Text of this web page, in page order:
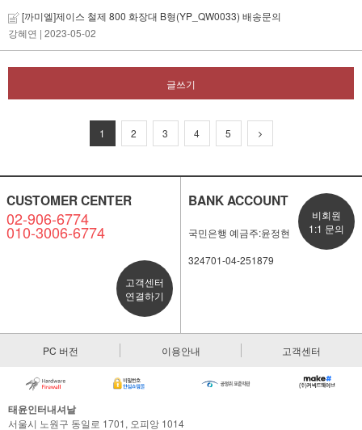
[까미엘]제이스 철제 800 화장대 B형(YP_QW0033) 배송문의
강혜연 | 2023-05-02
글쓰기
1 2 3 4 5
CUSTOMER CENTER
02-906-6774
010-3006-6774
고객센터
연결하기
BANK ACCOUNT
국민은행 예금주:윤정현
324701-04-251879
비회원
1:1 문의
PC 버전 이용안내 고객센터
태윤인터내셔날
서울시 노원구 동일로 1701, 오피앙 1014